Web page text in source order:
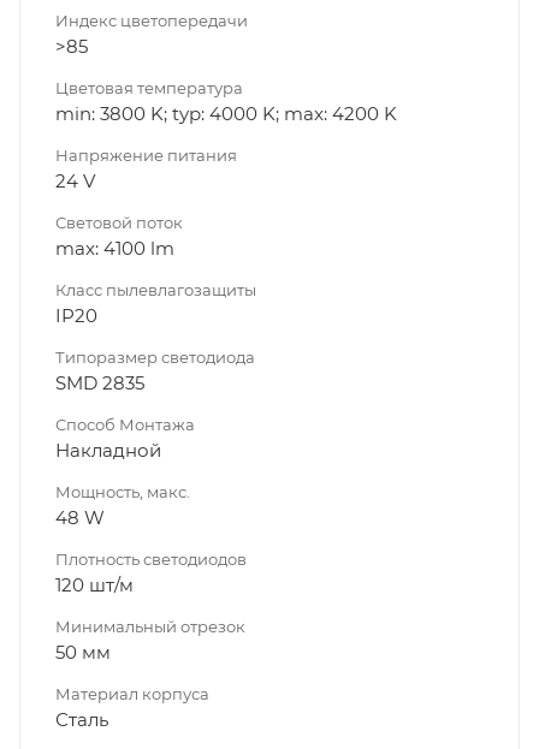
Индекс цветопередачи
>85
Цветовая температура
min: 3800 K; typ: 4000 K; max: 4200 K
Напряжение питания
24 V
Световой поток
max: 4100 lm
Класс пылевлагозащиты
IP20
Типоразмер светодиода
SMD 2835
Способ Монтажа
Накладной
Мощность, макс.
48 W
Плотность светодиодов
120 шт/м
Минимальный отрезок
50 мм
Материал корпуса
Сталь